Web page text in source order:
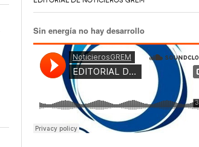
Sin energía no hay desarrollo